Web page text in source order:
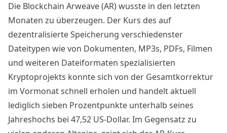
Die Blockchain Arweave (AR) wusste in den letzten
Monaten zu überzeugen. Der Kurs des auf
dezentralisierte Speicherung verschiedenster
Dateitypen wie von Dokumenten, MP3s, PDFs, Filmen
und weiteren Dateiformaten spezialisierten
Kryptoprojekts konnte sich von der Gesamtkorrektur
im Vormonat schnell erholen und handelt aktuell
lediglich sieben Prozentpunkte unterhalb seines
Jahreshochs bei 47,52 US-Dollar. Im Gegensatz zu